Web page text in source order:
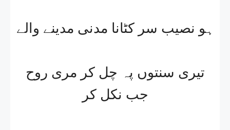
ہو نصیب سر کٹانا مدنی مدینے والے
تیری سنتوں پہ چل کر مری روح
جب نکل کر